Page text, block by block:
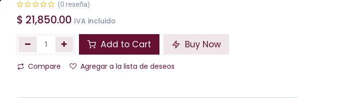
(0 reseña)
$ 21,850.00 IVA incluido
Add to Cart Buy Now
Compare Agregar a la lista de deseos